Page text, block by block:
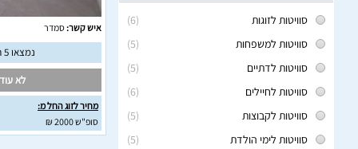
(6)
סוויטות לזוגות
(5)
סוויטות למשפחות
(5)
סוויטות לדתיים
(6)
סוויטות לחיילים
(5)
סוויטות לקבוצות
(5)
סוויטות לימי הולדת
איש קשר:סמדר
נמצאו 5 חוות דעת מאומתות
לא
מחיר לזוג החל מ:
סופ"ש 2000 ₪